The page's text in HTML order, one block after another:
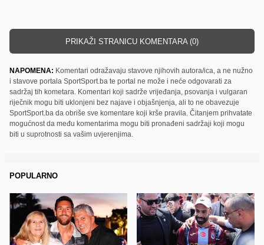
PRIKAŽI STRANICU KOMENTARA (0)
NAPOMENA: Komentari odražavaju stavove njihovih autora/ica, a ne nužno
i stavove portala SportSport.ba te portal ne može i neće odgovarati za
sadržaj tih kometara. Komentari koji sadrže vrijeđanja, psovanja i vulgaran
riječnik mogu biti uklonjeni bez najave i objašnjenja, ali to ne obavezuje
SportSport.ba da obriše sve komentare koji krše pravila. Čitanjem prihvatate
mogućnost da među komentarima mogu biti pronađeni sadržaji koji mogu
biti u suprotnosti sa vašim uvjerenjima.
POPULARNO